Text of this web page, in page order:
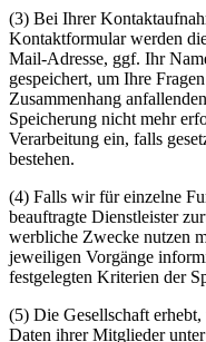
(3) Bei Ihrer
Kontaktformular werden
Mail-Adresse, ggf. Ihr
gespeichert, um Ihre
Zusammenhang
Speicherung nicht mehr
Verarbeitung ein, falls
bestehen.
(4) Falls wir für einzelne
beauftragte Dienstleister
werbliche Zwecke nutzen
jeweiligen Vorgänge
festgelegten Kriterien der
(5) Die Gesellschaft
Daten ihrer Mitglieder